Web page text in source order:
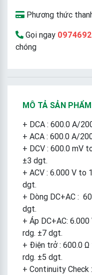
Phương thức
Gọi ngay
chóng
MÔ TẢ SẢN PHẨM
+ DCA : 600.0 A/
+ ACA : 600.0 A/
+ DCV : 600.0 mV
±3 dgt.
+ ACV : 6.000 V to
dgt.
+ Dòng DC+AC :
dgt.
+ Áp DC+AC:
rdg. ±7 dgt.
+ Điện trở : 600.0 Ω
rdg. ±5 dgt.
+ Continuity Check